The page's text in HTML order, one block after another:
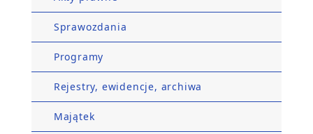
Sprawozdania
Programy
Rejestry, ewidencje, archiwa
Majątek